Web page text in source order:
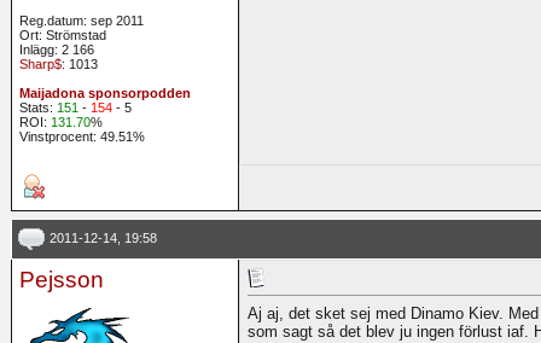
Reg.datum: sep 2011
Ort: Strömstad
Inlägg: 2 166
Sharp$: 1013
Maijadona sponsorpodden
Stats: 151 - 154 - 5
ROI: 131.70%
Vinstprocent: 49.51%
2011-12-14, 19:58
Pejsson
Aj aj, det sket sej med Dinamo Kiev.
som sagt så det blev ju ingen förlust iaf.